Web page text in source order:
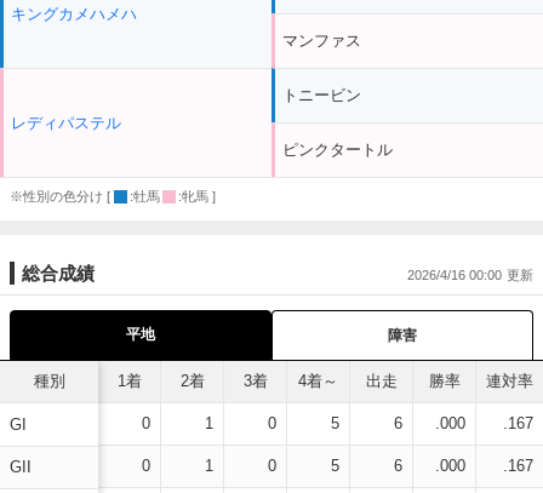
キングカメハメハ
レディパステル
マンファス
トニービン
ピンクタートル
※性別の色分け [ :牡馬 :牝馬 ]
総合成績 2026/4/16 00:00
平地 障害
種別
GI
GII
1着 2着 3着 4着～ 出走 勝率 連対率
0 1 0 5 6 .000 .167
0 1 0 5 6 .000 .167